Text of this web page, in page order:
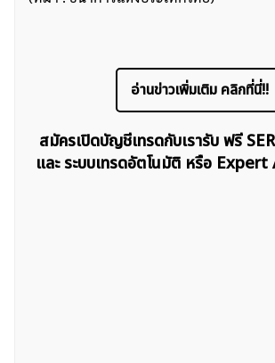
อ่านข่าวเพิ่มเติม คลิกที่นี่!!
สมัครเปิดบัญชีเทรดกับเรารับ ฟรี
และ ระบบเทรดอัตโนมัติ หรือ